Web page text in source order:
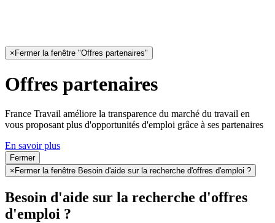
× Fermer la fenêtre "Offres partenaires"
Offres partenaires
France Travail améliore la transparence du marché du travail en
vous proposant plus d'opportunités d'emploi grâce à ses partenaires
En savoir plus
Fermer
× Fermer la fenêtre Besoin d'aide sur la recherche d'offres d'emploi ?
Besoin d'aide sur la recherche d'offres
d'emploi ?